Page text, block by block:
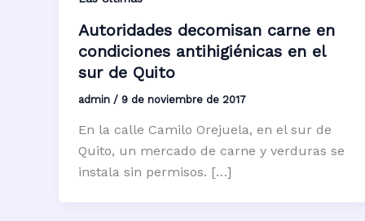
Autoridades decomisan carne en
condiciones antihigiénicas en el
sur de Quito
admin / 9 de noviembre de 2017
En la calle Camilo Orejuela, en el sur de
Quito, un mercado de carne y verduras se
instala sin permisos. […]